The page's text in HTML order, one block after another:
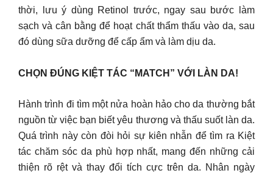
thời, lưu ý dùng Retinol trước, ngay sau bước làm
sạch và cân bằng để hoạt chất thẩm thấu vào da, sau
đó dùng sữa dưỡng để cấp ẩm và làm dịu da.
CHỌN ĐÚNG KIỆT TÁC “MATCH” VỚI LÀN DA!
Hành trình đi tìm một nửa hoàn hảo cho da thường bắt
nguồn từ việc bạn biết yêu thương và thấu suốt làn da.
Quá trình này còn đòi hỏi sự kiên nhẫn để tìm ra Kiệt
tác chăm sóc da phù hợp nhất, mang đến những cải
thiện rõ rệt và thay đổi tích cực trên da. Nhân ngày